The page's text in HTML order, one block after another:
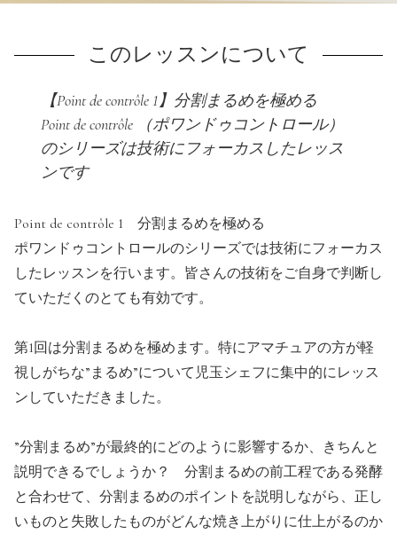
このレッスンについて
【Point de contrôle 1】分割まるめを極める
Point de contrôle （ポワンドゥコントロール）
のシリーズは技術にフォーカスしたレッス
ンです
Point de contrôle 1 分割まるめを極める
ポワンドゥコントロールのシリーズでは技術にフォーカス
したレッスンを行います。皆さんの技術をご自身で判断し
ていただくのとても有効です。
第1回は分割まるめを極めます。特にアマチュアの方が軽
視しがちな”まるめ”について児玉シェフに集中的にレッス
ンしていただきました。
”分割まるめ”が最終的にどのように影響するか、きちんと
説明できるでしょうか？ 分割まるめの前工程である発酵
と合わせて、分割まるめのポイントを説明しながら、正し
いものと失敗したものがどんな焼き上がりに仕上がるのか